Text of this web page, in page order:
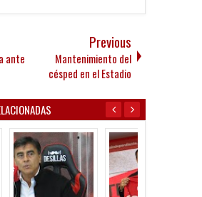
ante
Previous
Mantenimiento del
césped en el Estadio